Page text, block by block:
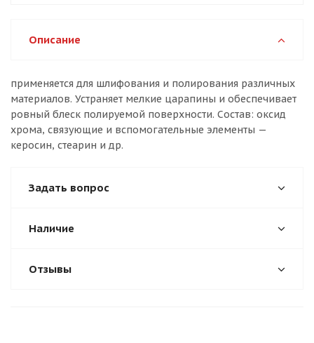
Описание
применяется для шлифования и полирования различных
материалов. Устраняет мелкие царапины и обеспечивает
ровный блеск полируемой поверхности. Состав: оксид
хрома, связующие и вспомогательные элементы —
керосин, стеарин и др.
Задать вопрос
Наличие
Отзывы